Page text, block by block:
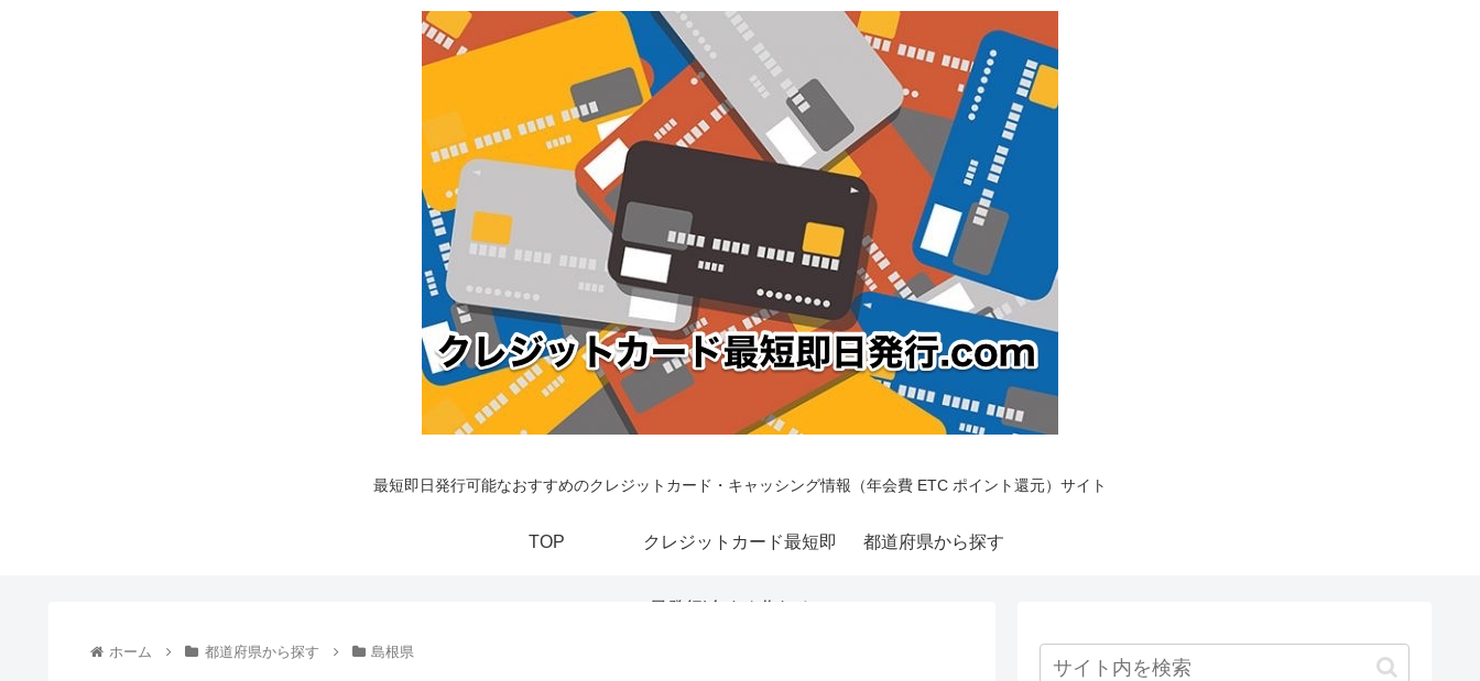
最短即日発行可能なおすすめのクレジットカード・キャッシング情報（年会費 ETC ポイント還元）サイト
TOP クレジットカード最短即
日発行|今すぐ作れる！
都道府県から探す
ホーム 都道府県から探す 島根県